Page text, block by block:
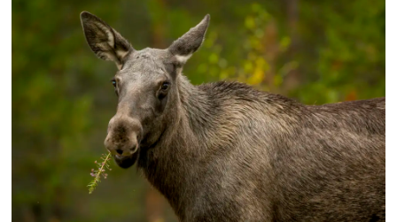
Sandercock, B.K., et al., Is hunting
mortality additive or compensatory to
natural mortality? Effects of
experimental harvest on the survival
and cause-specific mortality of willow
ptarmigan. Journal of Animal Ecology,
2011. 80(1): p. 244-258.